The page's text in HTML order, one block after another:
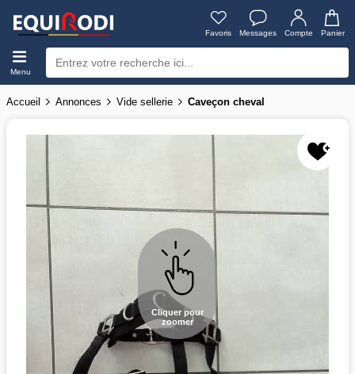
Favoris Messages Compte Panier
Menu
Accueil Annonces Vide sellerie Caveçon cheval
Cliquer pour
zoomer